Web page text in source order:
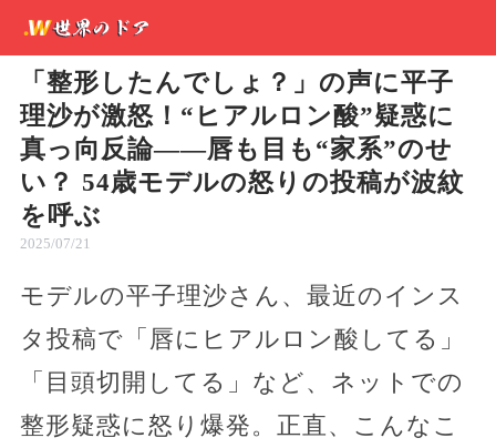
「整形したんでしょ？」の声に平子
理沙が激怒！“ヒアルロン酸”疑惑に
真っ向反論――唇も目も“家系”のせ
い？ 54歳モデルの怒りの投稿が波紋
を呼ぶ
2025/07/21
モデルの平子理沙さん、最近のインス
タ投稿で「唇にヒアルロン酸してる」
「目頭切開してる」など、ネットでの
整形疑惑に怒り爆発。正直、こんなこ